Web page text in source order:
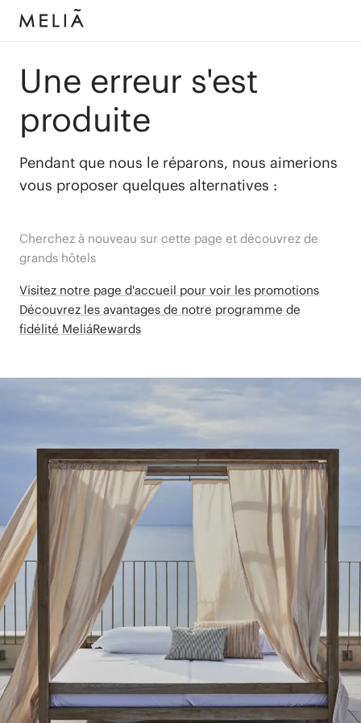
Une erreur s'est
produite
Pendant que nous le réparons, nous aimerions
vous proposer quelques alternatives :
Cherchez à nouveau sur cette page et découvrez de
grands hôtels
Visitez notre page d'accueil pour voir les promotions
Découvrez les avantages de notre programme de
fidélité MeliáRewards